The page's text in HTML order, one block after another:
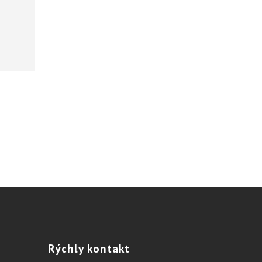
Rýchlykontakt